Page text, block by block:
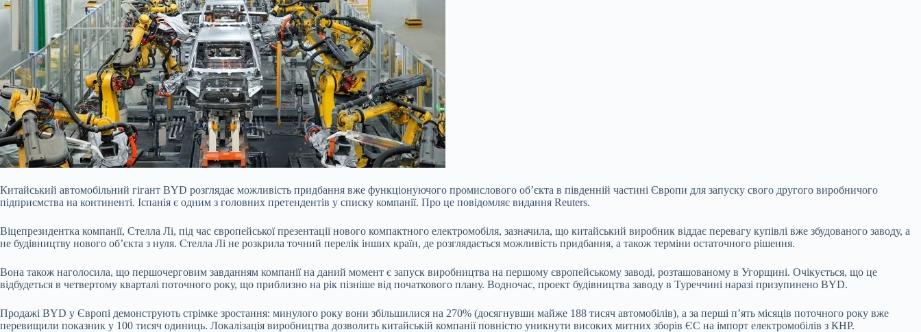
Китайський автомобільний гігант BYD розглядає можливість придбання вже функціонуючого промислового об’єкта в південній частині Європи для запуску свого другого виробничого
підприємства на континенті. Іспанія є одним з головних претендентів у списку компанії. Про це повідомляє видання Reuters.
Віцепрезидентка компанії, Стелла Лі, під час європейської презентації нового компактного електромобіля, зазначила, що китайський виробник віддає перевагу купівлі вже збудованого заводу, а
не будівництву нового об’єкта з нуля. Стелла Лі не розкрила точний перелік інших країн, де розглядається можливість придбання, а також терміни остаточного рішення.
Вона також наголосила, що першочерговим завданням компанії на даний момент є запуск виробництва на першому європейському заводі, розташованому в Угорщині. Очікується, що це
відбудеться в четвертому кварталі поточного року, що приблизно на рік пізніше від початкового плану. Водночас, проект будівництва заводу в Туреччині наразі призупинено BYD.
Продажі BYD у Європі демонструють стрімке зростання: минулого року вони збільшилися на 270% (досягнувши майже 188 тисяч автомобілів), а за перші п’ять місяців поточного року вже
перевищили показник у 100 тисяч одиниць. Локалізація виробництва дозволить китайській компанії повністю уникнути високих митних зборів ЄС на імпорт електромобілів з КНР.